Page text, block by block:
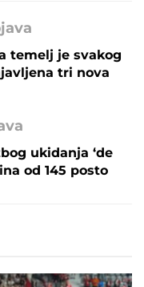
temelj je svakog
tri nova
ukidanja ‘de
od 145 posto